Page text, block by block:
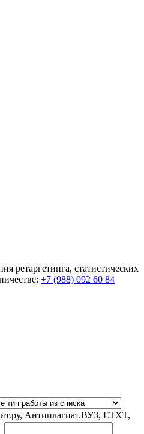
ретаргетинга, статистических
+7 (988) 092 60 84
Антиплагиат.ВУЗ, ETXT,